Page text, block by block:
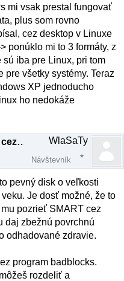
mi vsak prestal fungovať
plus som rovno
cez desktop v Linuxe
ponúklo mi to 3 formáty, z
iba pre Linux, pri tom
pre všetky systémy. Teraz
XP jednoducho
ho nedokáže
Re: Formátoval som disk cez Ubuntu a teraz ho nerozpozná ani Linux ani Widows
WlaSaTy
Návštevník
pevný disk o veľkosti
Je dosť možné, že to
pozrieť SMART cez
daj zbežnú povrchnú
odhadované zdravie.
program badblocks.
rozdeliť a